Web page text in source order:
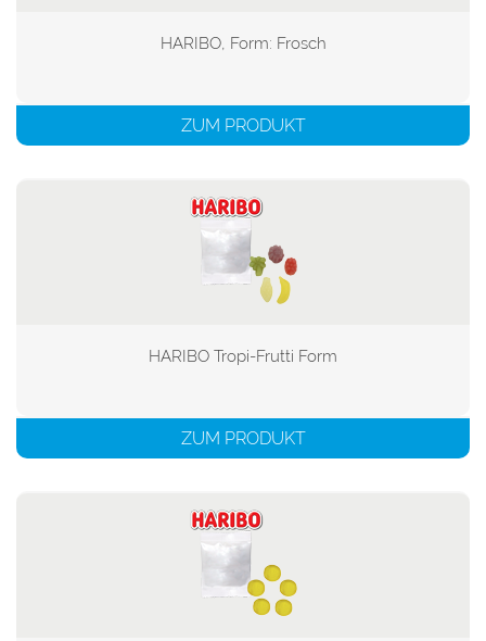
HARIBO, Form: Frosch
ZUM PRODUKT
HARIBO Tropi-Frutti Form
ZUM PRODUKT